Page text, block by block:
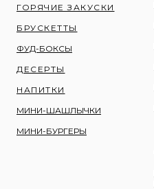
ГОРЯЧИЕ ЗАКУСКИ
БРУСКЕТТЫ
ФУД-БОКСЫ
ДЕСЕРТЫ
НАПИТКИ
МИНИ-ШАШЛЫЧКИ
МИНИ-БУРГЕРЫ